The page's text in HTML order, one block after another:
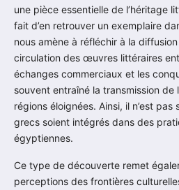
une pièce essentielle de l’héritage
fait d’en retrouver un exemplaire
nous amène à réfléchir à la
circulation des œuvres littéraires
échanges commerciaux et les
souvent entraîné la transmission de
régions éloignées. Ainsi, il n’est
grecs soient intégrés dans des
égyptiennes.
Ce type de découverte remet
perceptions des frontières